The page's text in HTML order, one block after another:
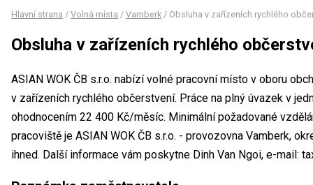
Hlavní strana / Volná místa / Vamberk / Obsluha v zařízeních rychlého
Obsluha v zařízeních rychlého
ASIAN WOK ČB s.r.o. nabízí volné pracovní místo v oboru
v zařízeních rychlého občerstvení. Práce na plný úvazek v
ohodnocením 22 400 Kč/měsíc. Minimální požadované
pracoviště je ASIAN WOK ČB s.r.o. - provozovna Vamberk,
ihned. Další informace vám poskytne Dinh Van Ngoi, e-mail: